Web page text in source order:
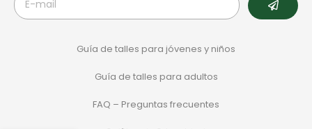
Guía de talles para jóvenes y niños
Guía de talles para adultos
FAQ – Preguntas frecuentes